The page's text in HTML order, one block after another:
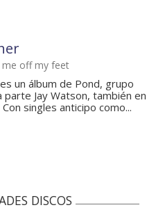
me off my feet
un álbum de Pond, grupo
Jay Watson, también en
singles anticipo como...
DISCOS